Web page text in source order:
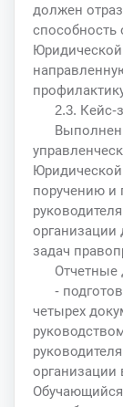
должен
способность
Юридической
2.3. Кейс-
Юридической
поручению и
организации
задач
Отчетные
-
четырех
организации
Обучающийся